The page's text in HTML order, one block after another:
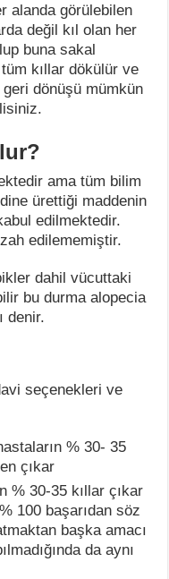
alanda görülebilen
değil kıl olan her
buna sakal
kıllar dökülür ve
dönüşü mümkün
ama tüm bilim
ürettiği maddenin
edilmektedir.
edilememiştir.
dahil vücuttaki
bu durma alopecia
denir.
seçenekleri ve
% 30- 35
çıkar
% 30-35 kıllar çıkar
100 başarıdan söz
başka amacı
da aynı